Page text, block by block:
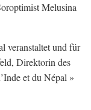
Melusina
veranstaltet und für
Direktorin des
et du Népal »